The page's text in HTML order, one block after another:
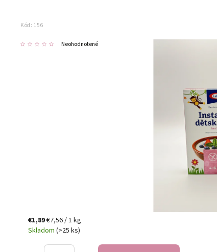
Kód: 156
Neohodnotené
€1,89€7,56 / 1 kg
Skladom (>25 ks)